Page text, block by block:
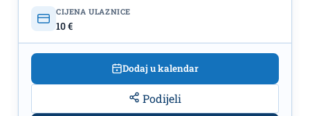
CIJENA ULAZNICE
10 €
Dodaj u kalendar
Podijeli